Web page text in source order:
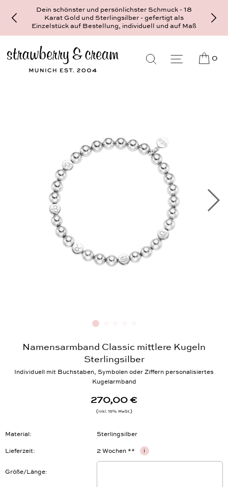
Dein schönster und persönlichster Schmuck - 18
Karat Gold und Sterlingsilber - gefertigt als
Einzelstück auf Bestellung, individuell und auf Maß
0
Namensarmband Classic mittlere Kugeln
Sterlingsilber
Individuell mit Buchstaben, Symbolen oder Ziffern personalisiertes
Kugelarmband
270,00 €
Inkl. 19% MwSt.
Material Sterlingsilber
Lieferzeit 2 Wochen ** i
Größe/Länge